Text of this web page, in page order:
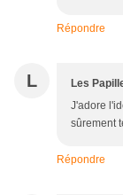
Répondre
L Les
J'adore
sûrement
Répondre